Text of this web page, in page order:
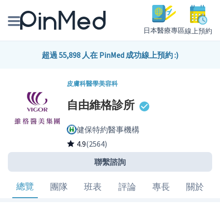
日本醫療專區線上預約
線上預約醫師、院所
健康主題館
我是醫療人員
超過 55,898 人在 PinMed 成功線上預約 :)
皮膚科醫學美容科
自由維格診所
健保特約醫事機構
4.9(2564)
聯繫諮詢
總覽 團隊 班表 評論 專長 關於